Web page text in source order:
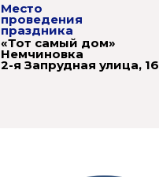
Место
проведения
праздника
«Тот самый дом»
Немчиновка
2-я Запрудная улица, 16